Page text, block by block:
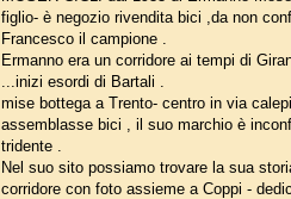
figlio- è negozio rivendita bici ,da non
Francesco il campione .
Ermanno era un corridore ai tempi di
...inizi esordi di Bartali .
mise bottega a Trento- centro in via
assemblasse bici , il suo marchio è
tridente .
Nel suo sito possiamo trovare la sua
corridore con foto assieme a Coppi -